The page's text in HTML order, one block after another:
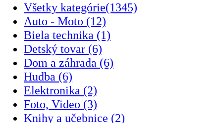
Všetky kategórie(1345)
Auto - Moto (12)
Biela technika (1)
Detský tovar (6)
Dom a záhrada (6)
Hudba (6)
Elektronika (2)
Foto, Video (3)
Knihy a učebnice (2)